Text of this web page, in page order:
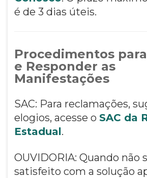
é de 3 dias úteis.
Procedimentos
e Responder as
Manifestações
SAC: Para reclamações,
elogios, acesse o SAC da
Estadual.
OUVIDORIA: Quando não
satisfeito com a solução